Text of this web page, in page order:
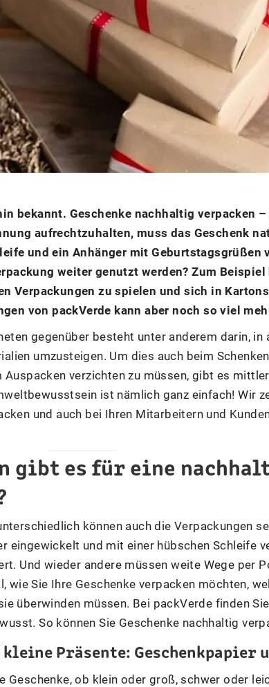
bekannt. Geschenke nachhaltig verpacken
aufrechtzuhalten, muss das Geschenk
und ein Anhänger mit Geburtstagsgrüßen
weiter genutzt werden? Zum Beispiel
Verpackungen zu spielen und sich in
von packVerde kann aber noch so viel
gegenüber besteht unter anderem darin, in
umzusteigen. Um dies auch beim
verzichten zu müssen, gibt es
ist nämlich ganz einfach! Wir
und auch bei Ihren Mitarbeitern und
gibt es für eine
können auch die Verpackungen
eingewickelt und mit einer hübschen Schleife
Und wieder andere müssen weite Wege per
wie Sie Ihre Geschenke verpacken möchten,
überwinden müssen. Bei packVerde finden
So können Sie Geschenke nachhaltig
Präsente: Geschenkpapier
Geschenke, ob klein oder groß, schwer oder